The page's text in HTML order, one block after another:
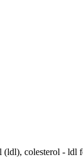
colesterol -